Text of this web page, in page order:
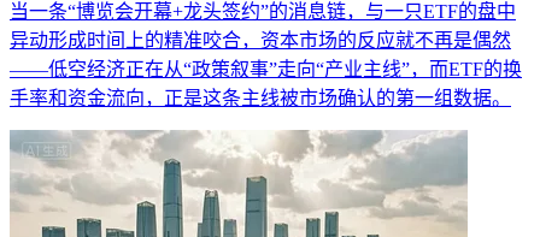
当一条“博览会开幕+龙头签约”的消息链，与一只ETF的盘中
异动形成时间上的精准咬合，资本市场的反应就不再是偶然
——低空经济正在从“政策叙事”走向“产业主线”，而ETF的换
手率和资金流向，正是这条主线被市场确认的第一组数据。